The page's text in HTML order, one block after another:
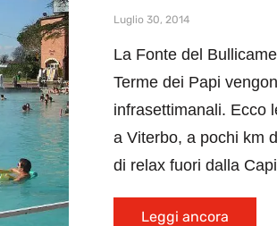
Luglio 30, 2014
La Fonte del
Terme dei Papi
infrasettimanali. Ecco
a Viterbo, a pochi km
di relax fuori dalla
Leggi ancora